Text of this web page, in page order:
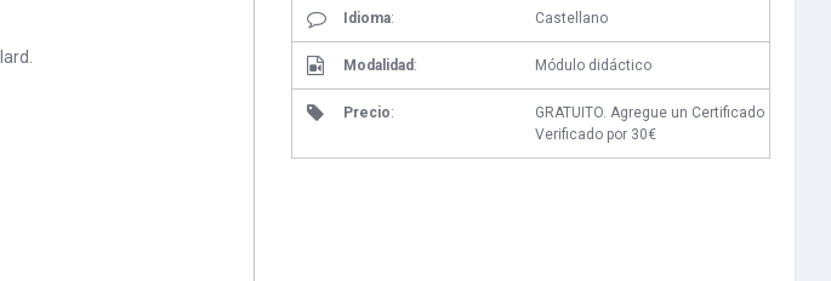
Idioma: Castellano
Modalidad : Módulo didáctico
Precio:
GRATUITO. Agregue un Certificado
Verificado por 30€